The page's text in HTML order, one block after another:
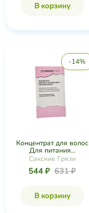
В корзину
-14%
Концентрат для волос
Для питания...
Сакские Грязи
544 ₽ 631 ₽
В корзину